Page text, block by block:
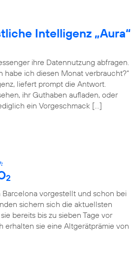
Intelligenz „Aura“
ihre Datennutzung abfragen.
habe ich diesen Monat verbraucht?“
liefert prompt die Antwort.
ihr Guthaben aufladen, oder
ein Vorgeschmack […]
2
vorgestellt und schon bei
sichern sich die aktuellsten
bereits bis zu sieben Tage vor
erhalten sie eine Altgerätprämie von